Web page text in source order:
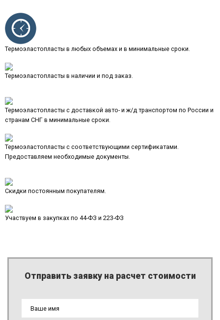
Термоэластопласты в любых объемах и в минимальные сроки.
Термоэластопласты в наличии и под заказ.
Термоэластопласты с доставкой авто- и ж/д транспортом по России и
странам СНГ в минимальные сроки.
Термоэластопласты с соответствующими сертификатами.
Предоставляем необходимые документы.
Скидки постоянным покупателям.
Участвуем в закупках по 44-ФЗ и 223-ФЗ
Отправить заявку на расчет стоимости